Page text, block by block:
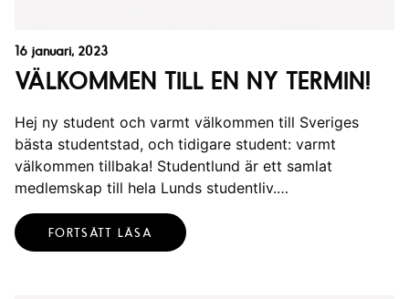
16 januari, 2023
VÄLKOMMEN TILL EN NY TERMIN!
Hej ny student och varmt välkommen till Sveriges
bästa studentstad, och tidigare student: varmt
välkommen tillbaka! Studentlund är ett samlat
medlemskap till hela Lunds studentliv.…
FORTSÄTT LÄSA